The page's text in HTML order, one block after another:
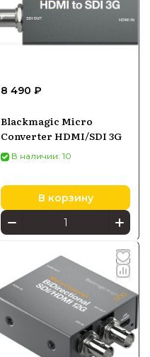
8 490 ₽
Blackmagic Micro
Converter HDMI/SDI 3G
В наличии: 10
В корзину